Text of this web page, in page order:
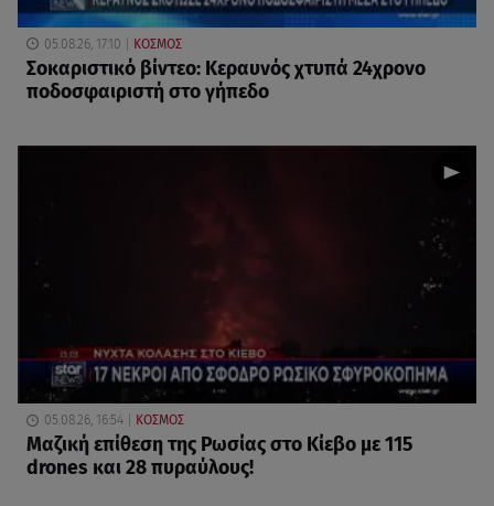
05.08.26, 17:10 ΚΟΣΜΟΣ
Σοκαριστικό βίντεο: Κεραυνός χτυπά 24χρονο
ποδοσφαιριστή στο γήπεδο
05.08.26, 16:54 ΚΟΣΜΟΣ
Μαζική επίθεση της Ρωσίας στο Κίεβο με 115
drones και 28 πυραύλους!